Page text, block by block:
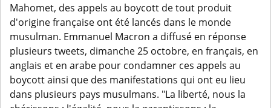
Mahomet, des appels au boycott de tout produit
d'origine française ont été lancés dans le monde
musulman. Emmanuel Macron a diffusé en réponse
plusieurs tweets, dimanche 25 octobre, en français, en
anglais et en arabe pour condamner ces appels au
boycott ainsi que des manifestations qui ont eu lieu
dans plusieurs pays musulmans. "La liberté, nous la